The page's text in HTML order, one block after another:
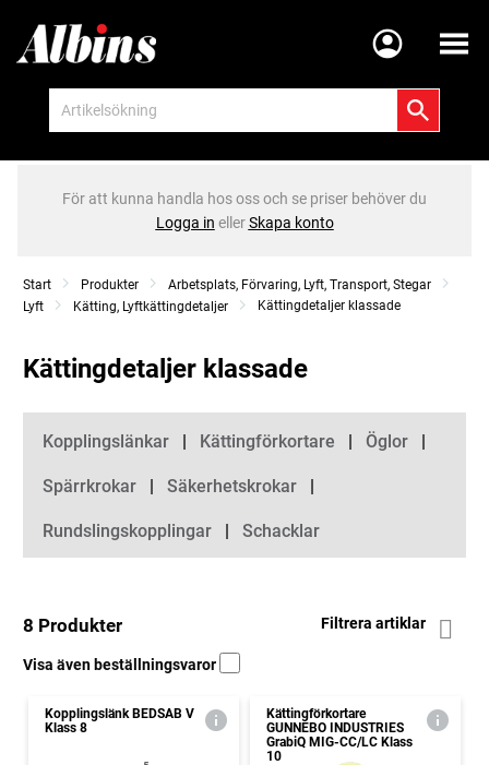
Meny
För att kunna handla hos oss och se priser behöver du
Logga in ellerSkapa konto
Start Produkter
Arbetsplats, Förvaring, Lyft, Transport, Stegar
Lyft
Kätting, Lyftkättingdetaljer Kättingdetaljer klassade
Kättingdetaljer klassade
Kategorier
Kopplingslänkar Kättingförkortare Öglor
Spärrkrokar Säkerhetskrokar
Rundslingskopplingar Schacklar
8 Produkter Filtrera artiklar
Visa även beställningsvaror
Kopplingslänk BEDSAB V
Klass 8
Kättingförkortare
GUNNEBO INDUSTRIES
GrabiQ MIG-CC/LC Klass
10